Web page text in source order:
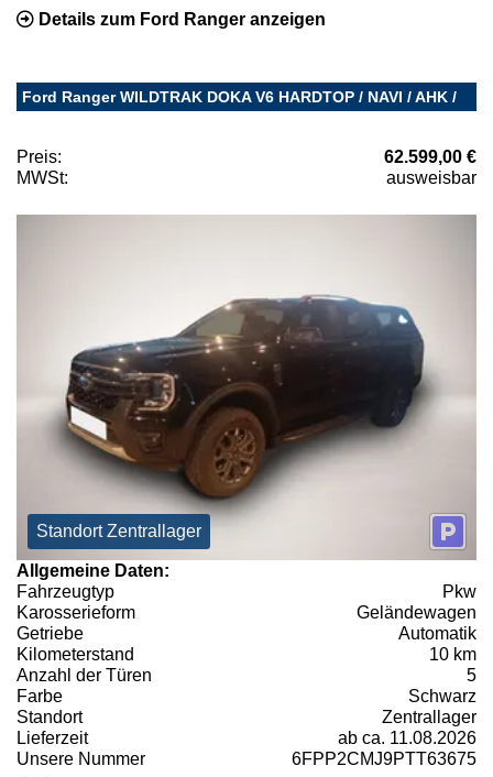
Details zum Ford Ranger anzeigen
Ford Ranger WILDTRAK DOKA V6 HARDTOP / NAVI / AHK /
Preis:
62.599,00 €
MWSt:
ausweisbar
Standort Zentrallager
Allgemeine Daten:
Fahrzeugtyp
Pkw
Karosserieform
Geländewagen
Getriebe
Automatik
Kilometerstand
10 km
Anzahl der Türen
5
Farbe
Schwarz
Standort
Zentrallager
Lieferzeit
ab ca. 11.08.2026
Unsere Nummer
6FPP2CMJ9PTT63675